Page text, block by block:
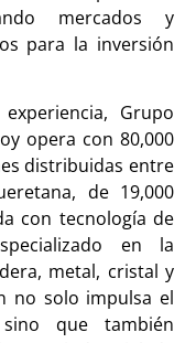
mercados y
para la inversión
Grupo
opera con 80,000
distribuidas entre
de 19,000
con tecnología de
en la
metal, cristal y
no solo impulsa el
que también